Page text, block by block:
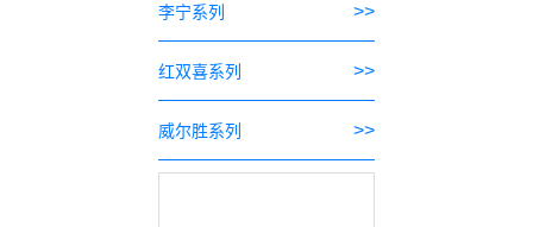
李宁系列 >>
红双喜系列 >>
威尔胜系列 >>